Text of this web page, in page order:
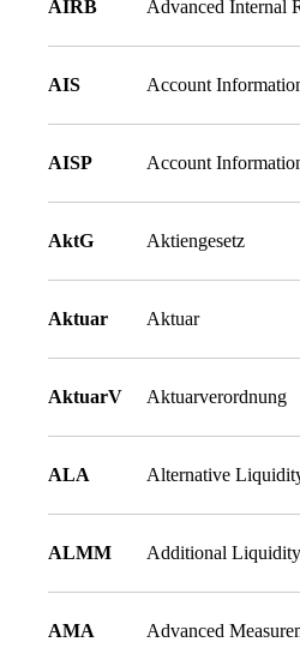
AIRB Advanced Internal
AIS Account
AISP Account
AktG Aktiengesetz
Aktuar Aktuar
AktuarV Aktuarverordnung
ALA Alternative
ALMM Additional
AMA Advanced